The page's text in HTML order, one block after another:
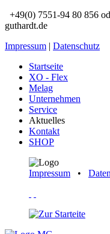
+49(0) 7551-94 80 856
guthardt.de
Impressum | Datenschutz
Startseite
XO - Flex
Melag
Unternehmen
Service
Aktuelles
Kontakt
SHOP
Impressum •